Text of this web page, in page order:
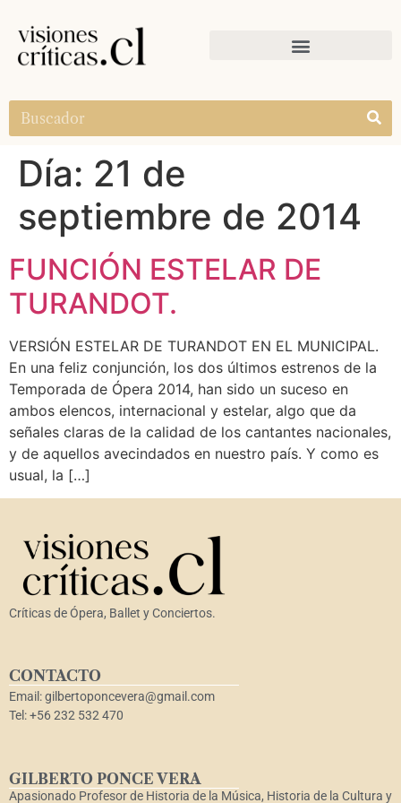
Día: 21 de
septiembre de 2014
FUNCIÓN ESTELAR DE
TURANDOT.
VERSIÓN ESTELAR DE TURANDOT EN EL MUNICIPAL.
En una feliz conjunción, los dos últimos estrenos de la
Temporada de Ópera 2014, han sido un suceso en
ambos elencos, internacional y estelar, algo que da
señales claras de la calidad de los cantantes nacionales,
y de aquellos avecindados en nuestro país. Y como es
usual, la […]
Críticas de Ópera, Ballet y Conciertos.
CONTACTO
Email: gilbertoponcevera@gmail.com
Tel: +56 232 532 470
GILBERTO PONCE VERA
Apasionado Profesor de Historia de la Música, Historia de la Cultura y